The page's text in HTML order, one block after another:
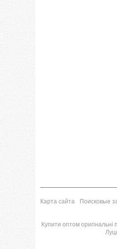
Карта сайта Поисковые
Купити оптом оригінальні